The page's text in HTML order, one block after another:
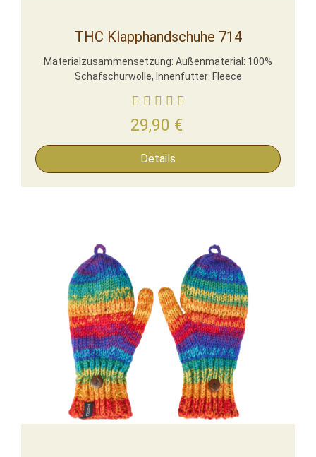
THC Klapphandschuhe 714
Materialzusammensetzung: Außenmaterial: 100%
Schafschurwolle, Innenfutter: Fleece
29,90 €
Details